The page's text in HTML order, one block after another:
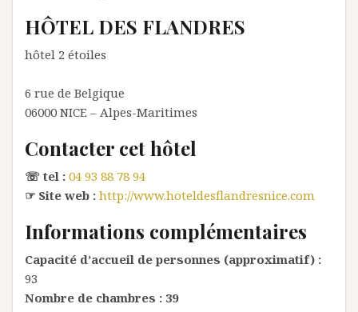
HÔTEL DES FLANDRES
hôtel 2 étoiles
6 rue de Belgique
06000 NICE – Alpes-Maritimes
Contacter cet hôtel
☏ tel : 04 93 88 78 94
☞ Site web : http://www.hoteldesflandresnice.com
Informations complémentaires
Capacité d’accueil de personnes (approximatif) :
93
Nombre de chambres : 39